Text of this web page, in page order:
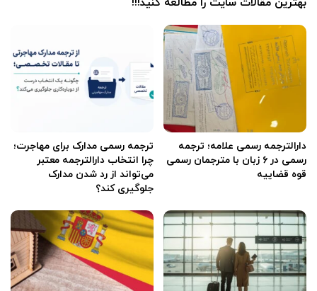
دارالترجمه رسمی علامه؛ ترجمه
رسمی در ۶ زبان با مترجمان رسمی
قوه قضاییه
ترجمه رسمی مدارک برای مهاجرت؛
چرا انتخاب دارالترجمه معتبر
می‌تواند از رد شدن مدارک
جلوگیری کند؟